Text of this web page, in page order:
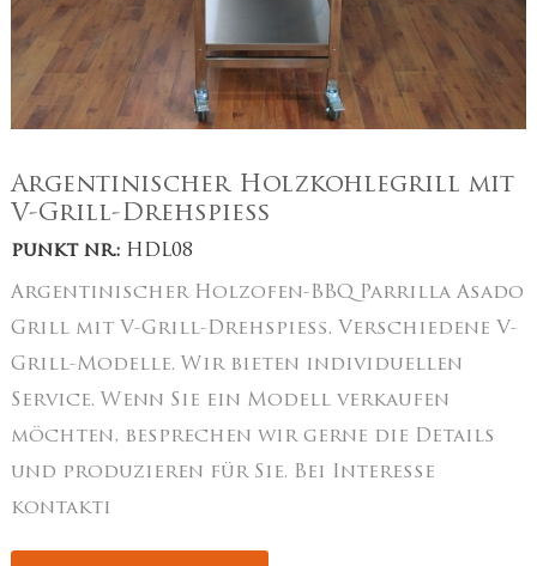
Argentinischer Holzkohlegrill mit
V-Grill-Drehspieß
punkt nr.:HDL08
Argentinischer Holzofen-BBQ Parrilla Asado
Grill mit V-Grill-Drehspieß. Verschiedene V-
Grill-Modelle. Wir bieten individuellen
Service. Wenn Sie ein Modell verkaufen
möchten, besprechen wir gerne die Details
und produzieren für Sie. Bei Interesse
kontakti